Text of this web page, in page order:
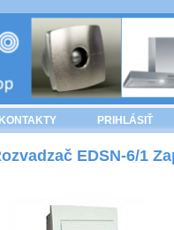
KONTAKTY PRIHLÁSIŤ
EDSN-6/1